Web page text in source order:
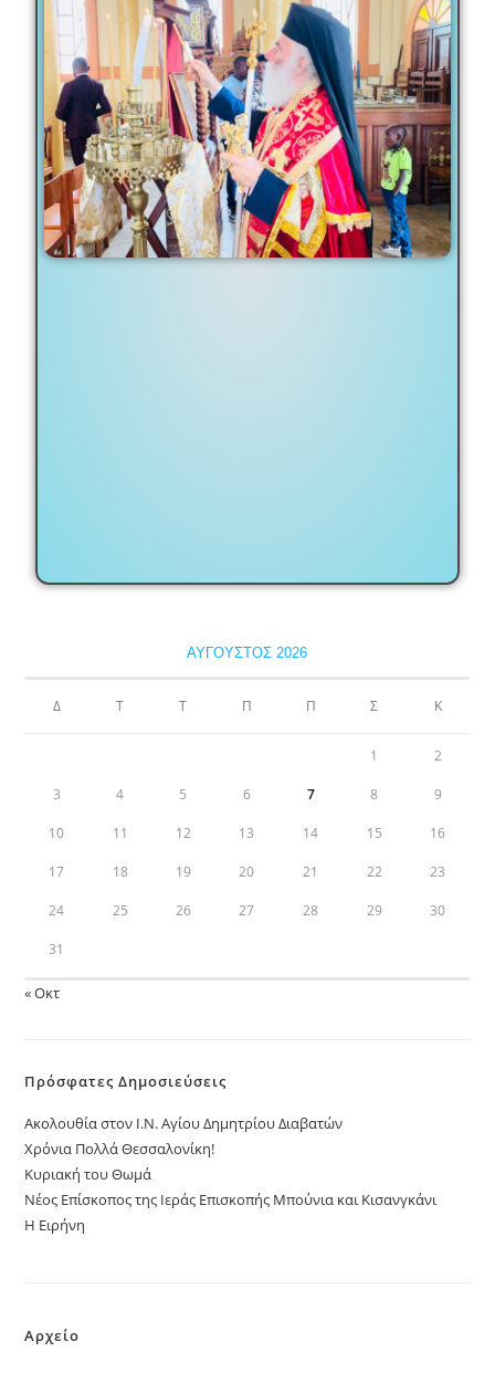
ΑΎΓΟΥΣΤΟΣ 2026
Δ Τ Τ Π Π Σ Κ
1 2
3 4 5 6 7 8 9
10 11 12 13 14 15 16
17 18 19 20 21 22 23
24 25 26 27 28 29 30
31
« Οκτ
Πρόσφατες Δημοσιεύσεις
Ακολουθία στον Ι.Ν. Αγίου Δημητρίου Διαβατών
Χρόνια Πολλά Θεσσαλονίκη!
Κυριακή του Θωμά
Νέος Επίσκοπος της Ιεράς Επισκοπής Μπούνια και Κισανγκάνι
Η Ειρήνη
Αρχείο